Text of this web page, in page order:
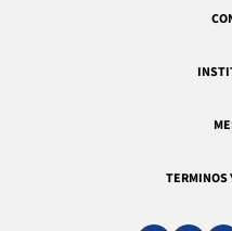
TERMINOS